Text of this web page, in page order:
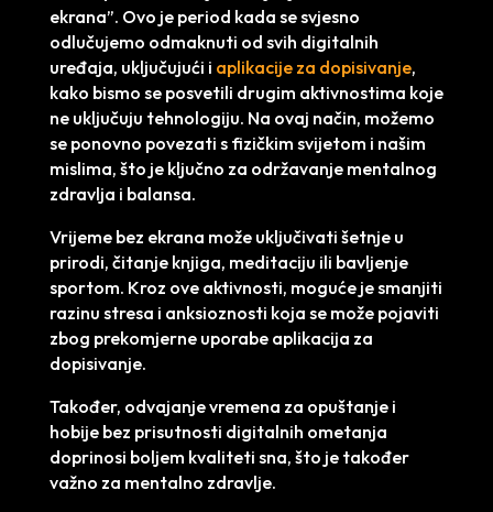
ekrana”. Ovo je period kada se svjesno
odlučujemo odmaknuti od svih digitalnih
uređaja, uključujući i aplikacije za dopisivanje,
kako bismo se posvetili drugim aktivnostima koje
ne uključuju tehnologiju. Na ovaj način, možemo
se ponovno povezati s fizičkim svijetom i našim
mislima, što je ključno za održavanje mentalnog
zdravlja i balansa.
Vrijeme bez ekrana može uključivati šetnje u
prirodi, čitanje knjiga, meditaciju ili bavljenje
sportom. Kroz ove aktivnosti, moguće je smanjiti
razinu stresa i anksioznosti koja se može pojaviti
zbog prekomjerne uporabe aplikacija za
dopisivanje.
Također, odvajanje vremena za opuštanje i
hobije bez prisutnosti digitalnih ometanja
doprinosi boljem kvaliteti sna, što je također
važno za mentalno zdravlje.